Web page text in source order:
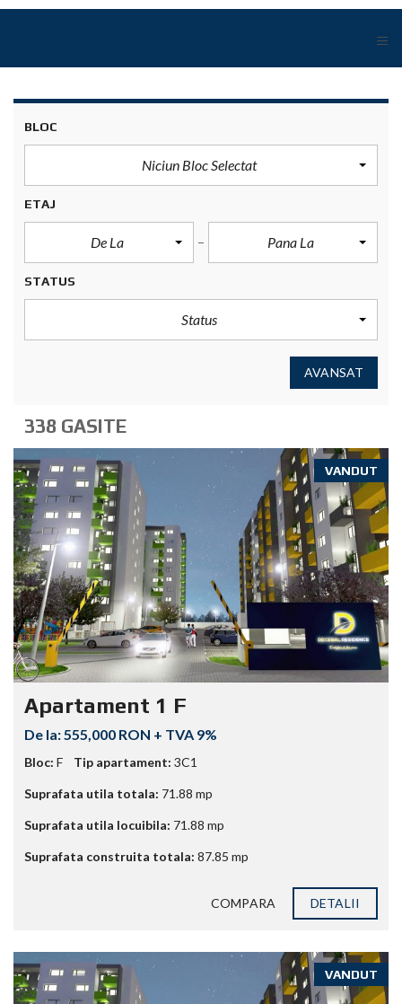
≡
BLOC
Niciun Bloc Selectat
ETAJ
De La Pana La
STATUS
Status
AVANSAT
338 GASITE
VANDUT
Apartament 1 F
555,000 RON + TVA 9%
Bloc: F Tip apartament: 3C1
Suprafata utila totala: 71.88 mp
Suprafata utila locuibila: 71.88 mp
Suprafata construita totala: 87.85 mp
COMPARA DETALII
VANDUT